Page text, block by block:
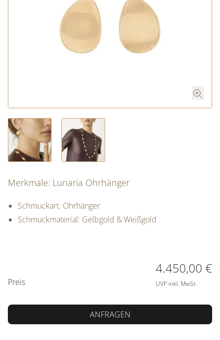
Merkmale: Lunaria Ohrhänger
Schmuckart: Ohrhänger
Schmuckmaterial: Gelbgold & Weißgold
Preis
4.450,00 €
UVP inkl. MwSt.
ANFRAGEN